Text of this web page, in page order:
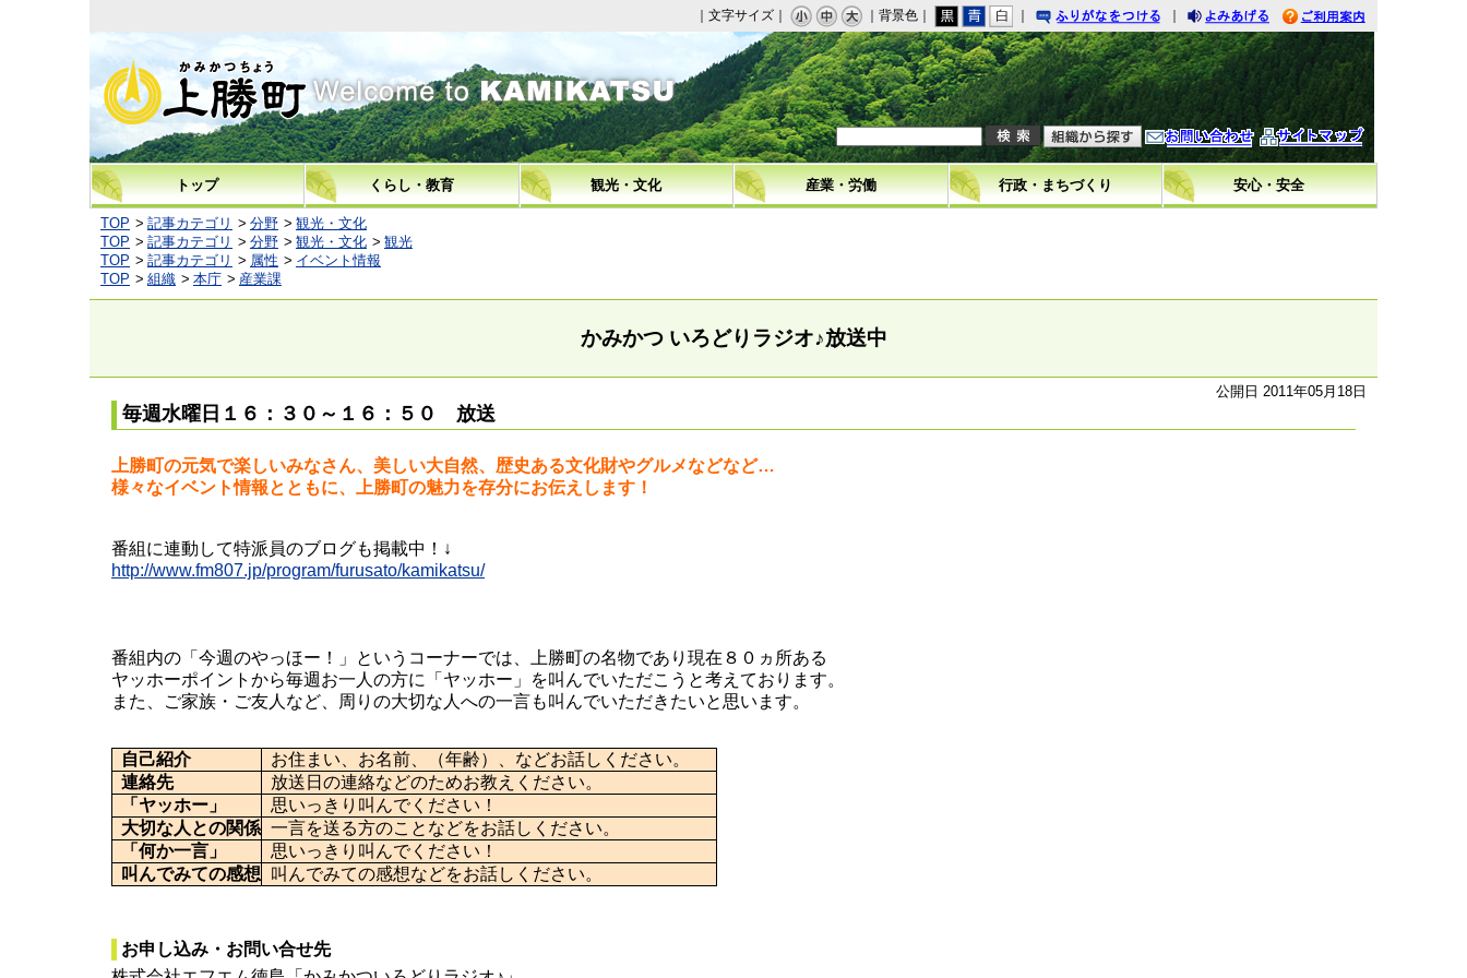
｜文字サイズ｜ ｜背景色｜
｜
りがなをつける
｜
みあげる
利用案内
上勝町 問い合わせ イトマップ
トップ くらし・教育 観光・文化 産業・労働 行政・まちづくり 安心・安全
TOP 記事カテゴリ 分野
観光・文化
TOP
記事カテゴリ 分野 観光・文化
観光
TOP
記事カテゴリ 属性
イベント情報
TOP
組織 本庁 産業課
かみかつ いろどりラジオ♪放送中
公開日 2011年05月18日
毎週水曜日１６：３０～１６：５０ 放送
上勝町の元気で楽しいみなさん、美しい大自然、歴史ある文化財やグルメなどなど…
様々なイベント情報とともに、上勝町の魅力を存分にお伝えします！
番組に連動して特派員のブログも掲載中！↓
http://www.fm807.jp/program/furusato/kamikatsu/
番組内の「今週のやっほー！」というコーナーでは、上勝町の名物であり現在８０ヵ所ある
ヤッホーポイントから毎週お一人の方に「ヤッホー」を叫んでいただこうと考えております。
また、ご家族・ご友人など、周りの大切な人への一言も叫んでいただきたいと思います。
自己紹介
お住まい、お名前、（年齢）、などお話しください。
連絡先
放送日の連絡などのためお教えください。
「ヤッホー」
思いっきり叫んでください！
大切な人との関係 一言を送る方のことなどをお話しください。
「何か一言」
思いっきり叫んでください！
叫んでみての感想
叫んでみての感想などをお話しください。
お申し込み・お問い合せ先